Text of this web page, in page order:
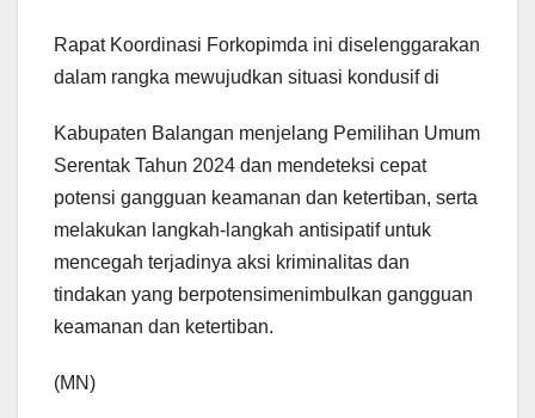
Rapat Koordinasi Forkopimda ini diselenggarakan
dalam rangka mewujudkan situasi kondusif di
Kabupaten Balangan menjelang Pemilihan Umum
Serentak Tahun 2024 dan mendeteksi cepat
potensi gangguan keamanan dan ketertiban, serta
melakukan langkah-langkah antisipatif untuk
mencegah terjadinya aksi kriminalitas dan
tindakan yang berpotensimenimbulkan gangguan
keamanan dan ketertiban.
(MN)